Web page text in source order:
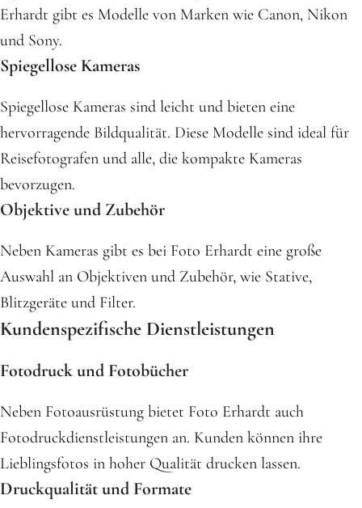
Erhardt gibt es Modelle von Marken wie Canon, Nikon
und Sony.
Spiegellose Kameras
Spiegellose Kameras sind leicht und bieten eine
hervorragende Bildqualität. Diese Modelle sind ideal für
Reisefotografen und alle, die kompakte Kameras
bevorzugen.
Objektive und Zubehör
Neben Kameras gibt es bei Foto Erhardt eine große
Auswahl an Objektiven und Zubehör, wie Stative,
Blitzgeräte und Filter.
Kundenspezifische Dienstleistungen
Fotodruck und Fotobücher
Neben Fotoausrüstung bietet Foto Erhardt auch
Fotodruckdienstleistungen an. Kunden können ihre
Lieblingsfotos in hoher Qualität drucken lassen.
Druckqualität und Formate